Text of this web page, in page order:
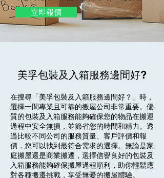
立即報價
美孚包裝及入箱服務邊間好?
在搜尋「美孚包裝及入箱服務邊間好？」時，
選擇一間專業且可靠的搬屋公司非常重要。優
質的包裝及入箱服務能夠確保您的物品在搬運
過程中安全無損，並節省您的時間和精力。透
過比較不同公司的服務質量、客戶評價和報
價，您可以找到最符合需求的選擇。無論是家
庭搬屋還是商業搬遷，選擇信譽良好的包裝及
入箱服務能夠確保搬屋過程順利，助你輕鬆應
對各種搬遷挑戰，享受無憂的搬屋體驗。